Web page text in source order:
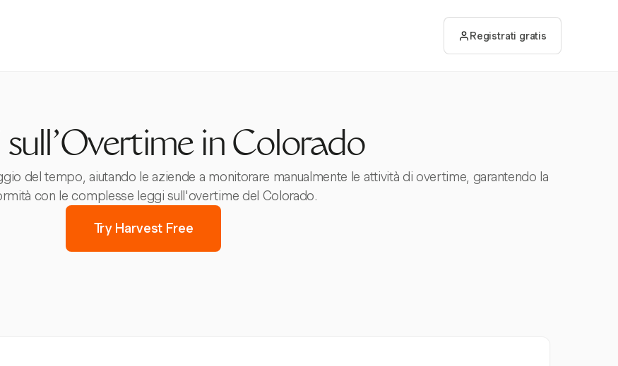
Registrati gratis
sull'Overtime in Colorado
del tempo, aiutando le aziende a monitorare manualmente le attività di overtime, garantendo la
con le complesse leggi sull'overtime del Colorado.
Try Harvest Free